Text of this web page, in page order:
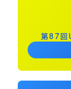
第87回